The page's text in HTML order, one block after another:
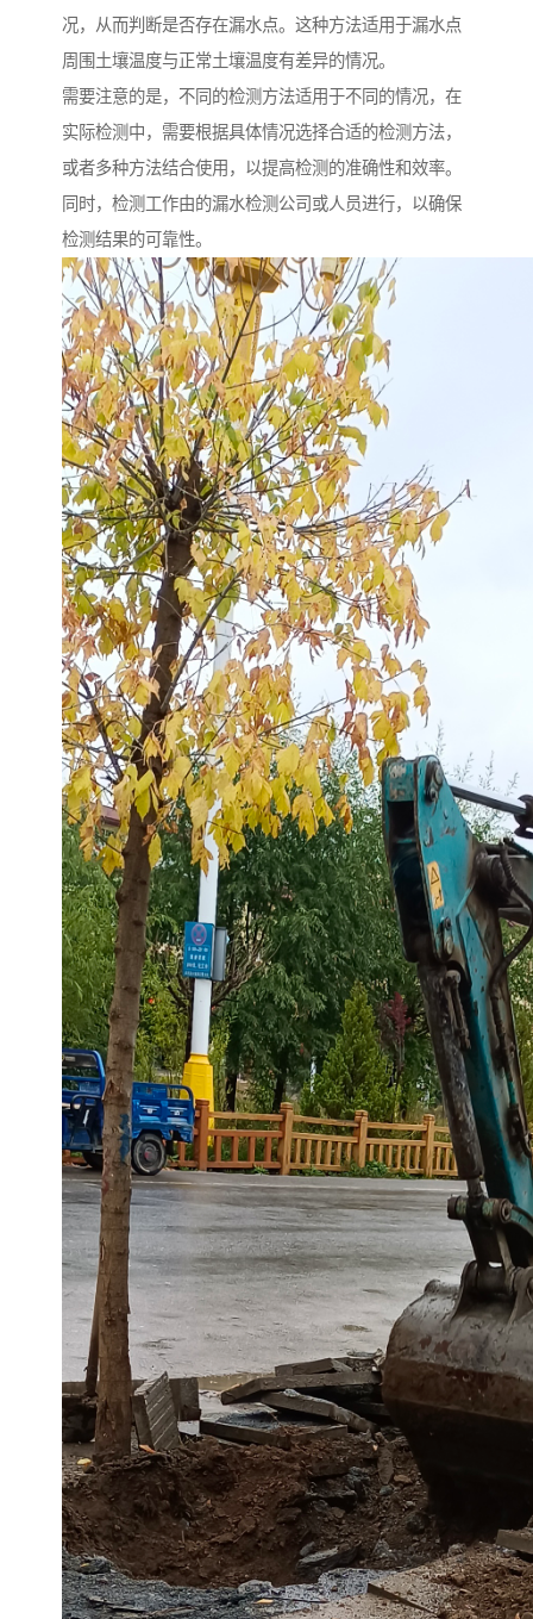
况，从而判断是否存在漏水点。这种方法适用于漏水点
周围土壤温度与正常土壤温度有差异的情况。
需要注意的是，不同的检测方法适用于不同的情况，在
实际检测中，需要根据具体情况选择合适的检测方法，
或者多种方法结合使用，以提高检测的准确性和效率。
同时，检测工作由的漏水检测公司或人员进行，以确保
检测结果的可靠性。